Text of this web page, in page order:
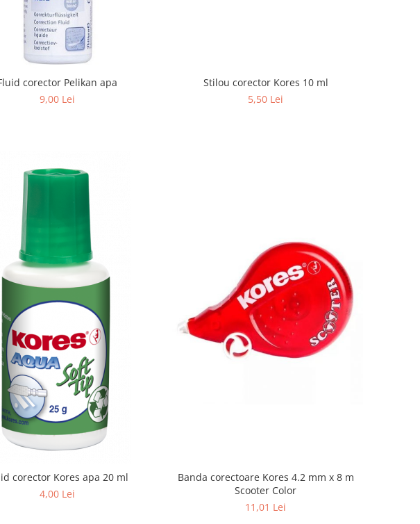
corector Pelikan apa
9,00 Lei
Stilou corector Kores 10 ml
5,50 Lei
corector Kores apa 20 ml
4,00 Lei
Banda corectoare Kores 4.2 mm x 8 m
Scooter Color
11,01 Lei